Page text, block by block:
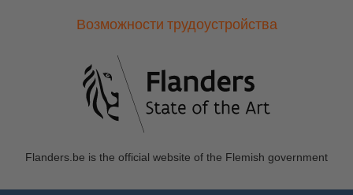
Возможности трудоустройства
Flanders.be is the official website of the Flemish government